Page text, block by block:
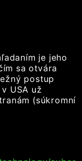
je jeho
sa otvára
postup
USA už
(súkromní